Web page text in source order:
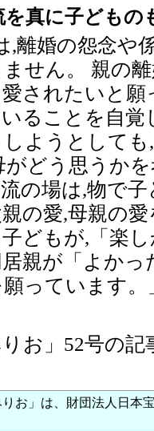
真に子どもの
,離婚の怨念や
せん。 親の
されたいと
ることを自
ようとして
がどう思うか
の場は,物で
の愛,母親の
どもが,「楽
親が「よか
っています。
りお」52号の
お」は、財団法人日本